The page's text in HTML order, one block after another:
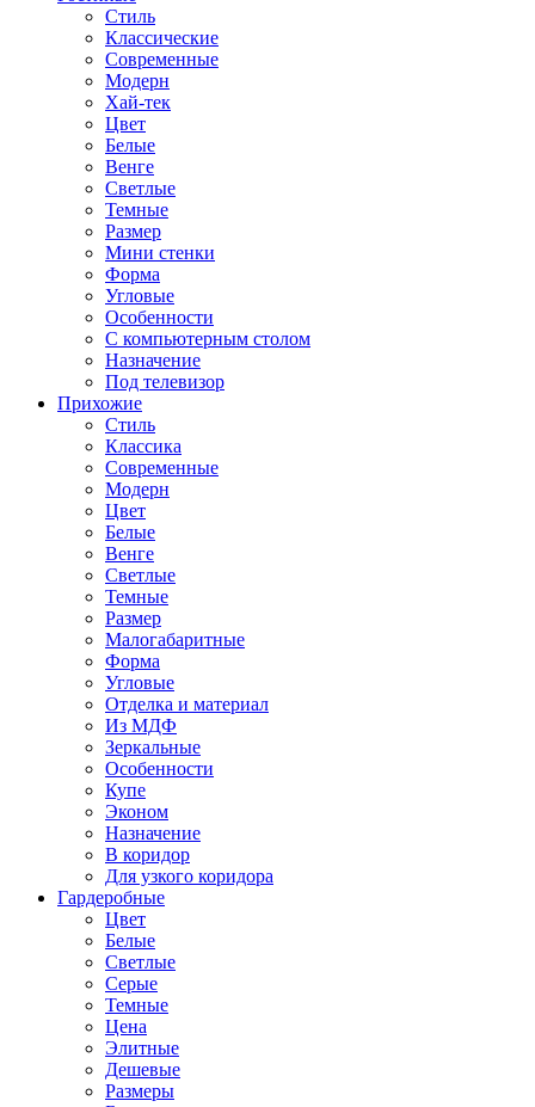
Стиль
Классические
Современные
Модерн
Хай-тек
Цвет
Белые
Венге
Светлые
Темные
Размер
Мини стенки
Форма
Угловые
Особенности
С компьютерным столом
Назначение
Под телевизор
Прихожие
Стиль
Классика
Современные
Модерн
Цвет
Белые
Венге
Светлые
Темные
Размер
Малогабаритные
Форма
Угловые
Отделка и материал
Из МДФ
Зеркальные
Особенности
Купе
Эконом
Назначение
В коридор
Для узкого коридора
Гардеробные
Цвет
Белые
Светлые
Серые
Темные
Цена
Элитные
Дешевые
Размеры